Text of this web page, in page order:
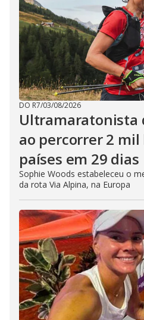
DO R7/03/08/2026
Ultramaratonista
ao percorrer 2
países em 29 dias
Sophie Woods estabeleceu o
da rota Via Alpina, na Europa